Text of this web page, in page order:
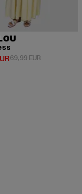
Preis: 62,29 EUR
69,99 EURAktionspreis: